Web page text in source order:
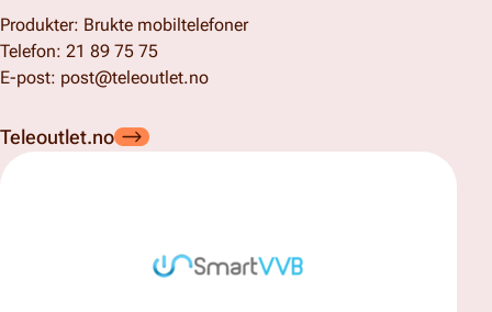
Produkter: Brukte mobiltelefoner
Telefon: 21 89 75 75
E-post: post@teleoutlet.no
Teleoutlet.no